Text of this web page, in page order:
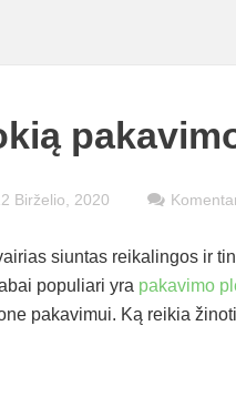
Birželio, 2020
siuntas reikalingos ir
populiari yra pakavimo
pakavimui. Ką reikia